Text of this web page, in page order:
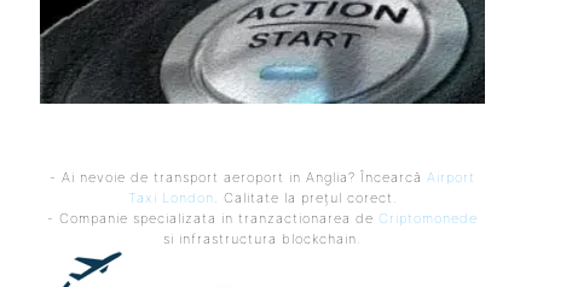
- Ai nevoie de transport aeroport in Anglia? Încearcă Airport
Taxi London. Calitate la prețul corect.
- Companie specializata in tranzactionarea de Criptomonede
si infrastructura blockchain.